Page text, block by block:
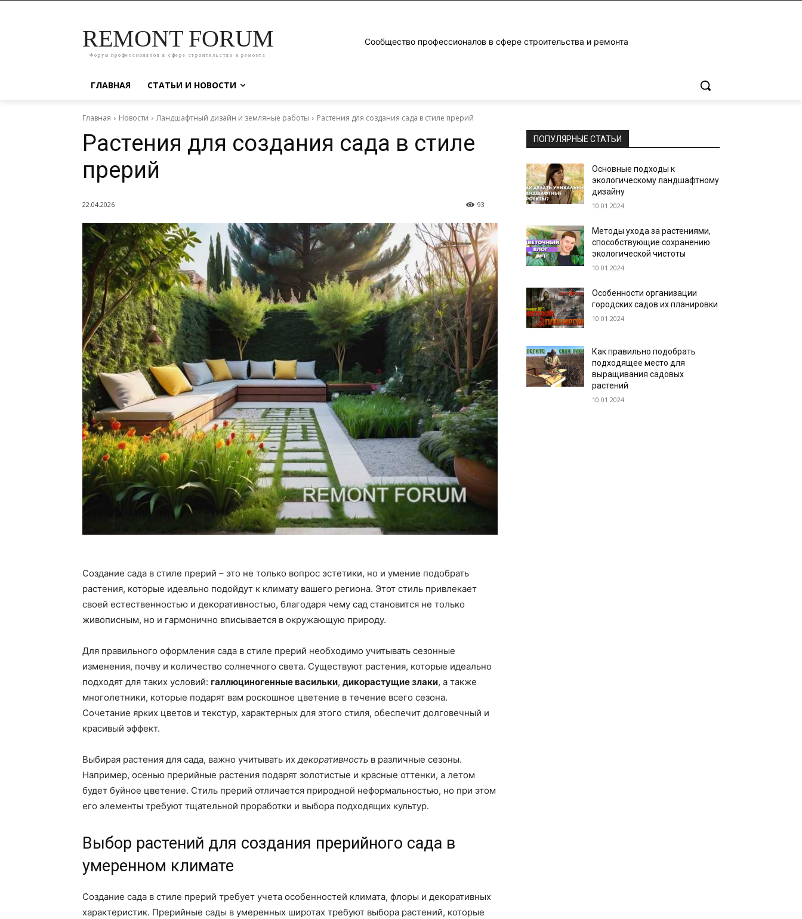
REMONT FORUM
Форум профессионалов в сфере строительства и ремонта
Сообщество профессионалов в сфере строительства и ремонта
ГЛАВНАЯ СТАТЬИ И НОВОСТИ
Главная Новости Ландшафтный дизайн и земляные работы Растения для создания сада в стиле прерий
Растения для создания сада в стиле
прерий
22.04.2026 93
Создание сада в стиле прерий – это не только вопрос эстетики, но и умение подобрать
растения, которые идеально подойдут к климату вашего региона. Этот стиль привлекает
своей естественностью и декоративностью, благодаря чему сад становится не только
живописным, но и гармонично вписывается в окружающую природу.
Для правильного оформления сада в стиле прерий необходимо учитывать сезонные
изменения, почву и количество солнечного света. Существуют растения, которые идеально
подходят для таких условий: галлюциногенные васильки, дикорастущие злаки, а также
многолетники, которые подарят вам роскошное цветение в течение всего сезона.
Сочетание ярких цветов и текстур, характерных для этого стиля, обеспечит долговечный и
красивый эффект.
Выбирая растения для сада, важно учитывать ихдекоративность в различные сезоны.
Например, осенью прерийные растения подарят золотистые и красные оттенки, а летом
будет буйное цветение. Стиль прерий отличается природной неформальностью, но при этом
его элементы требуют тщательной проработки и выбора подходящих культур.
Выбор растений для создания прерийного сада в
умеренном климате
Создание сада в стиле прерий требует учета особенностей климата, флоры и декоративных
характеристик. Прерийные сады в умеренных широтах требуют выбора растений, которые
ПОПУЛЯРНЫЕ СТАТЬИ
Основные подходы к
экологическому ландшафтному
дизайну
10.01.2024
Методы ухода за растениями,
способствующие сохранению
экологической чистоты
10.01.2024
Особенности организации
городских садов их планировки
10.01.2024
Как правильно подобрать
подходящее место для
выращивания садовых
растений
10.01.2024